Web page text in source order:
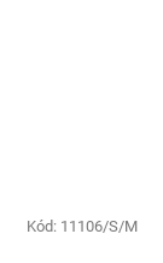
Kód: 11106/S/M